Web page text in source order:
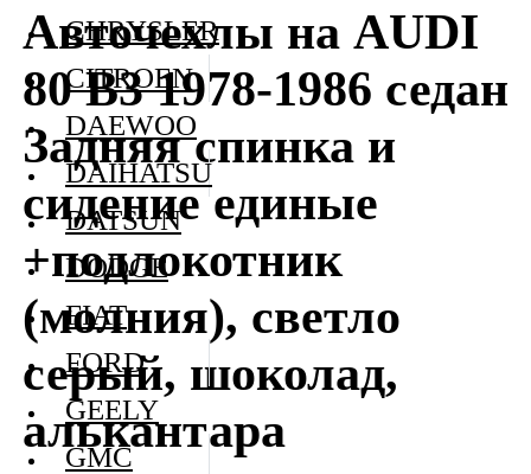
Авточехлы на AUDI
80 В3 1978-1986 седан
Задняя спинка и
сидение единые
+подлокотник
(молния), светло
серый, шоколад,
алькантара
CHRYSLER
CITROEN
DAEWOO
DAIHATSU
DATSUN
DODGE
FIAT
FORD
GEELY
GMC